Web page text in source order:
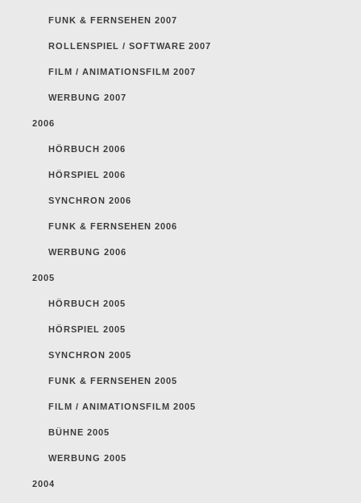
FUNK & FERNSEHEN 2007
ROLLENSPIEL / SOFTWARE 2007
FILM / ANIMATIONSFILM 2007
WERBUNG 2007
2006
HÖRBUCH 2006
HÖRSPIEL 2006
SYNCHRON 2006
FUNK & FERNSEHEN 2006
WERBUNG 2006
2005
HÖRBUCH 2005
HÖRSPIEL 2005
SYNCHRON 2005
FUNK & FERNSEHEN 2005
FILM / ANIMATIONSFILM 2005
BÜHNE 2005
WERBUNG 2005
2004